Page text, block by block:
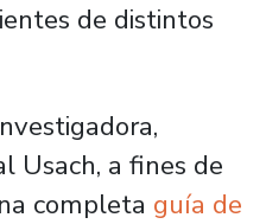
de distintos
Usach, a fines de
completa guía de